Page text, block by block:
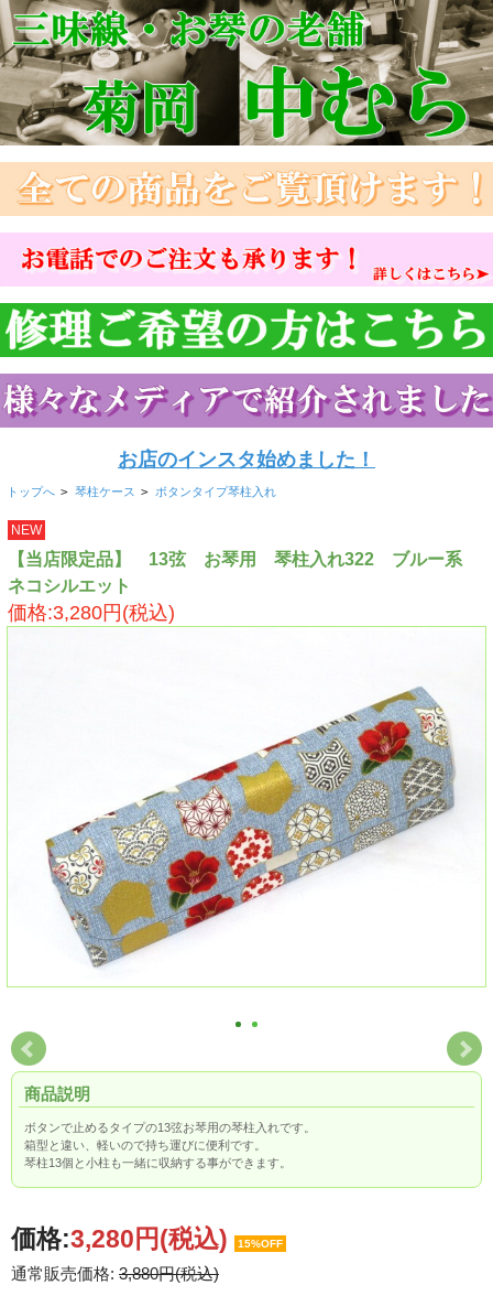
お店のインスタ始めました！
トップへ > 琴柱ケース > ボタンタイプ琴柱入れ
NEW
【当店限定品】 13弦 お琴用 琴柱入れ322 ブルー系
ネコシルエット
価格:3,280円(税込)
商品説明
ボタンで止めるタイプの13弦お琴用の琴柱入れです。
箱型と違い、軽いので持ち運びに便利です。
琴柱13個と小柱も一緒に収納する事ができます。
価格:3,280円(税込) 15%OFF
通常販売価格: 3,880円(税込)